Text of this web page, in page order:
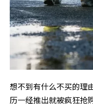
想不到有什么不买的理
历一经推出就被疯狂抢